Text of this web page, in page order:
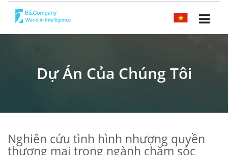
TIẾNG VIỆT
Dự Án Của Chúng Tôi
Nghiên cứu tình hình nhượng quyền
thương mại trong ngành chăm sóc
ĐĂNG KÝ NHẬN BẢN TIN